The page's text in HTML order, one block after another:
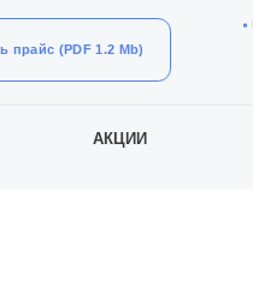
прайс (PDF 1.2 Mb)
АКЦИИ